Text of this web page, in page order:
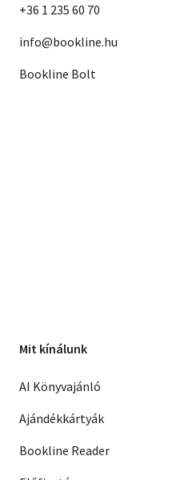
+36 1 235 60 70
info@bookline.hu
Bookline Bolt
Mit kínálunk
AI Könyvajánló
Ajándékkártyák
Bookline Reader